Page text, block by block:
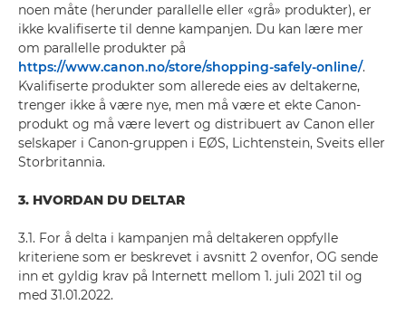
noen måte (herunder parallelle eller «grå» produkter), er
ikke kvalifiserte til denne kampanjen. Du kan lære mer
om parallelle produkter på
https://www.canon.no/store/shopping-safely-online/.
Kvalifiserte produkter som allerede eies av deltakerne,
trenger ikke å være nye, men må være et ekte Canon-
produkt og må være levert og distribuert av Canon eller
selskaper i Canon-gruppen i EØS, Lichtenstein, Sveits eller
Storbritannia.
3. HVORDAN DU DELTAR
3.1. For å delta i kampanjen må deltakeren oppfylle
kriteriene som er beskrevet i avsnitt 2 ovenfor, OG sende
inn et gyldig krav på Internett mellom 1. juli 2021 til og
med 31.01.2022.